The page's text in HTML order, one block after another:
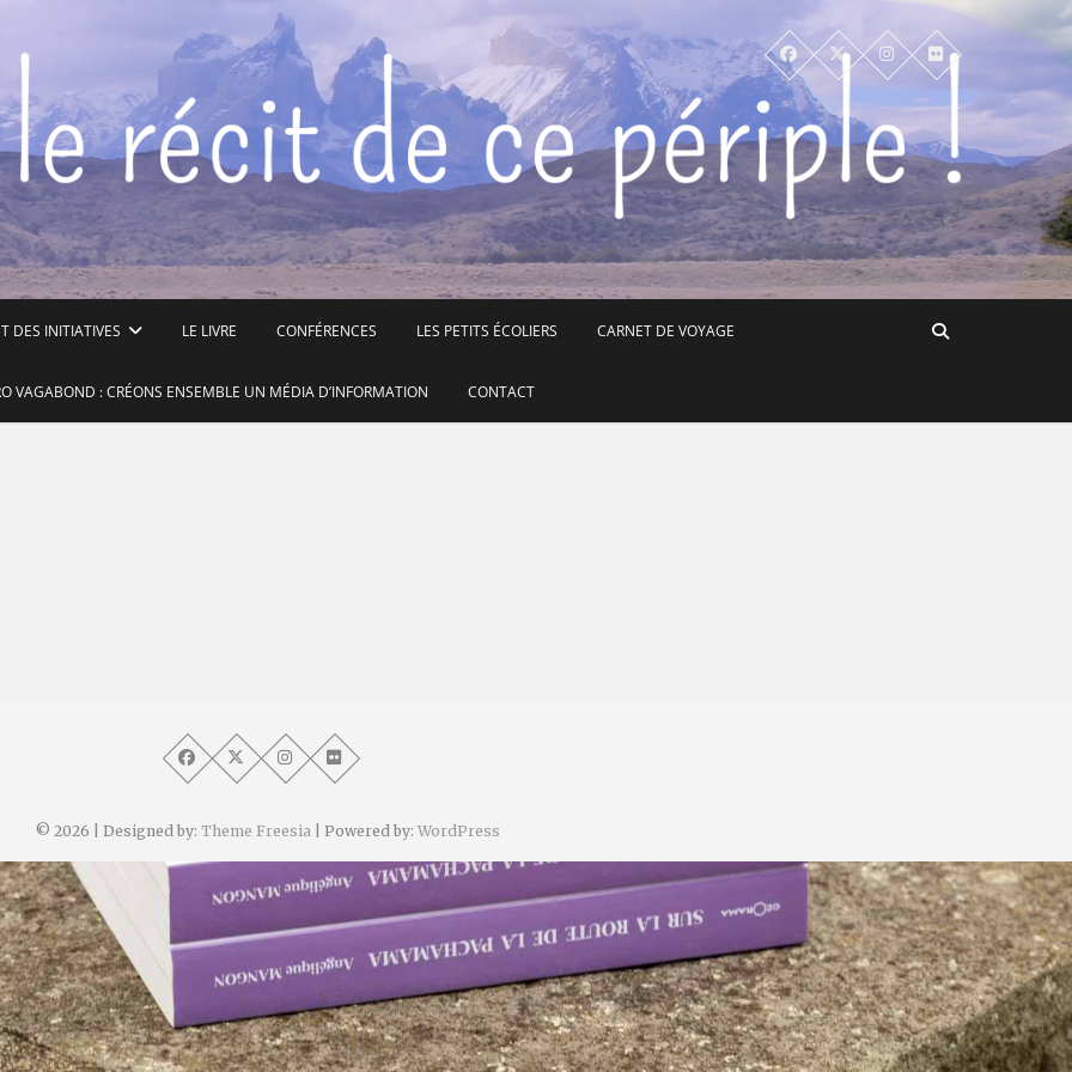
DES INITIATIVES LE LIVRE CONFÉRENCES LES PETITS ÉCOLIERS CARNET DE VOYAGE
VAGABOND : CRÉONS ENSEMBLE UN MÉDIA D’INFORMATION CONTACT
© 2026 | Designed by: Theme Freesia | Powered by: WordPress